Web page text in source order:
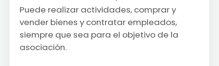
Puede realizar actividades, comprar y
vender bienes y contratar empleados,
siempre que sea para el objetivo de la
asociación.